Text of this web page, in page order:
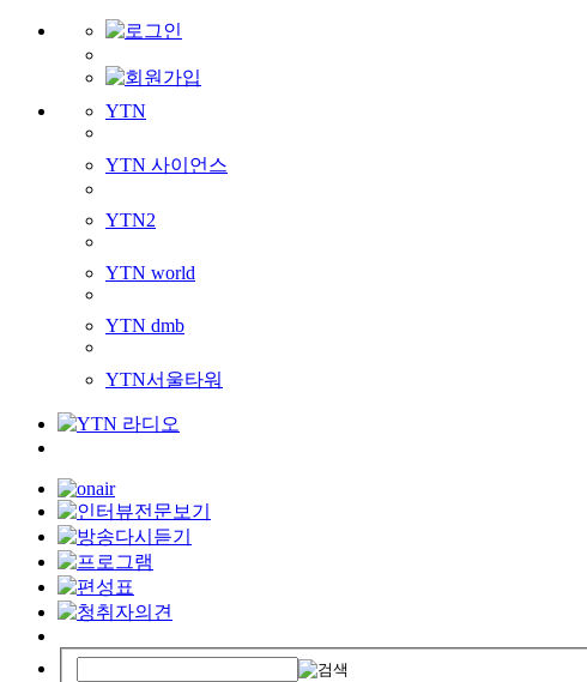
YTN
YTN 사이언스
YTN2
YTN world
YTN dmb
YTN서울타워